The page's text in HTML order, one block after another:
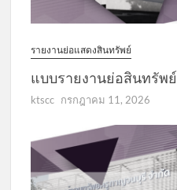
รายงานย่อแสดงสินทรัพย์
แบบรายงานย่อสินทรัพ
ktscc กรกฎาคม 11, 2026